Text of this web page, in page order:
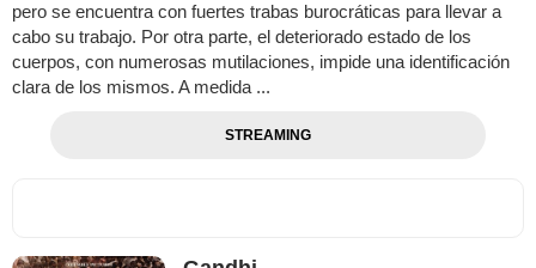
pero se encuentra con fuertes trabas burocráticas para llevar a
cabo su trabajo. Por otra parte, el deteriorado estado de los
cuerpos, con numerosas mutilaciones, impide una identificación
clara de los mismos. A medida ...
STREAMING